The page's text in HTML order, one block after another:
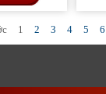
1 2 3 4 5 6